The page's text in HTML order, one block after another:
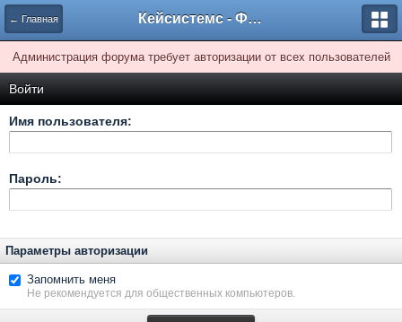
← Главная Кейсистемс - Форумы
Администрация форума требует авторизации от всех пользователей
Войти
Имя пользователя:
Пароль:
Параметры авторизации
Запомнить меня
Не рекомендуется для общественных компьютеров.